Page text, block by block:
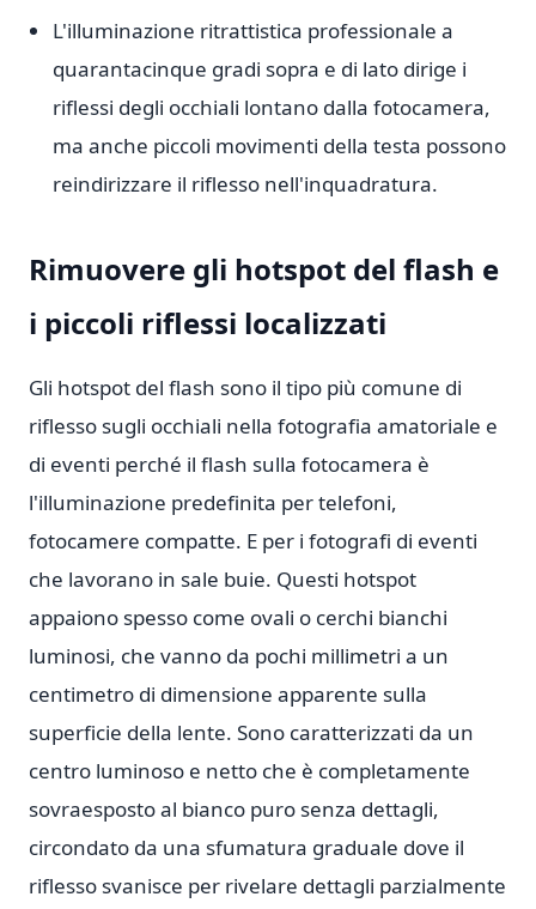
L'illuminazione ritrattistica professionale a
quarantacinque gradi sopra e di lato dirige i
riflessi degli occhiali lontano dalla fotocamera,
ma anche piccoli movimenti della testa possono
reindirizzare il riflesso nell'inquadratura.
Rimuovere gli hotspot del flash e
i piccoli riflessi localizzati
Gli hotspot del flash sono il tipo più comune di
riflesso sugli occhiali nella fotografia amatoriale e
di eventi perché il flash sulla fotocamera è
l'illuminazione predefinita per telefoni,
fotocamere compatte. E per i fotografi di eventi
che lavorano in sale buie. Questi hotspot
appaiono spesso come ovali o cerchi bianchi
luminosi, che vanno da pochi millimetri a un
centimetro di dimensione apparente sulla
superficie della lente. Sono caratterizzati da un
centro luminoso e netto che è completamente
sovraesposto al bianco puro senza dettagli,
circondato da una sfumatura graduale dove il
riflesso svanisce per rivelare dettagli parzialmente